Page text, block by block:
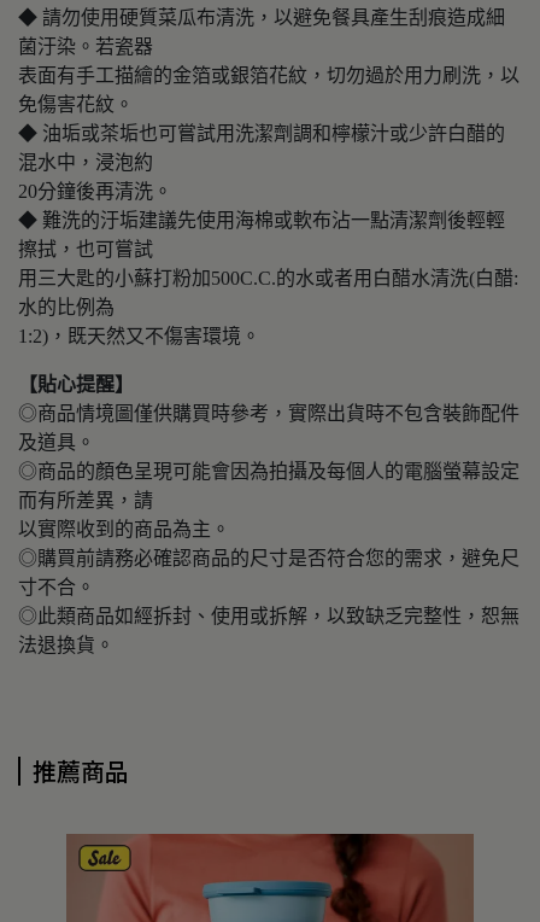
◆ 請勿使用硬質菜瓜布清洗，以避免餐具產生刮痕造成細
菌汙染。若瓷器
表面有手工描繪的金箔或銀箔花紋，切勿過於用力刷洗，以
免傷害花紋。
◆ 油垢或茶垢也可嘗試用洗潔劑調和檸檬汁或少許白醋的
混水中，浸泡約
20分鐘後再清洗。
◆ 難洗的汙垢建議先使用海棉或軟布沾一點清潔劑後輕輕
擦拭，也可嘗試
用三大匙的小蘇打粉加500C.C.的水或者用白醋水清洗(白醋:
水的比例為
1:2)，既天然又不傷害環境。
【貼心提醒】
◎商品情境圖僅供購買時參考，實際出貨時不包含裝飾配件
及道具。
◎商品的顏色呈現可能會因為拍攝及每個人的電腦螢幕設定
而有所差異，請
以實際收到的商品為主。
◎購買前請務必確認商品的尺寸是否符合您的需求，避免尺
寸不合。
◎此類商品如經拆封、使用或拆解，以致缺乏完整性，恕無
法退換貨。
推薦商品